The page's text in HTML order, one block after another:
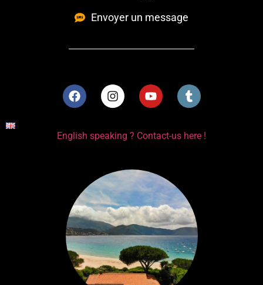
Envoyer un message
English speaking ? Contact-us here !